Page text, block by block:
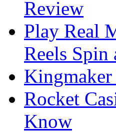
Review
Play Real
Reels Spin
Rocket
Know